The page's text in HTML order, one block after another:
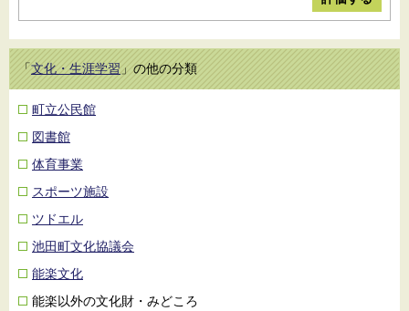
「文化・生涯学習」の他の分類
町立公民館
図書館
体育事業
スポーツ施設
ツドエル
池田町文化協議会
能楽文化
能楽以外の文化財・みどころ